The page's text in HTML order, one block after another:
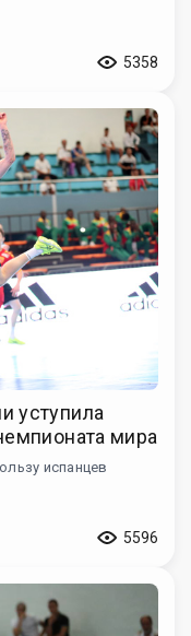
5358
уступила
мира
испанцев
5596